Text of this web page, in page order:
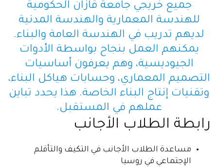
جميع خريجي جامعة قازان الحكومية
للهندسة المعمارية والهندسة المدنية
لديهم تدريب في الهندسة العامة والبناء.
يمكنهم العمل بنجاح بواسطة الأدوات
الجيوديسية، وهم يعرفون أساسيات
التصميم المعماري، وحسابات هياكل البناء،
وتقنيات إنتاج البناء الخاصة. هذا يحدد تباين
عملهم في المستقبل.
رابطة الطلاب الأجانب
مساعدة الطلاب الأجانب في التكيف والتأقلم
الإجتماعي في روسيا